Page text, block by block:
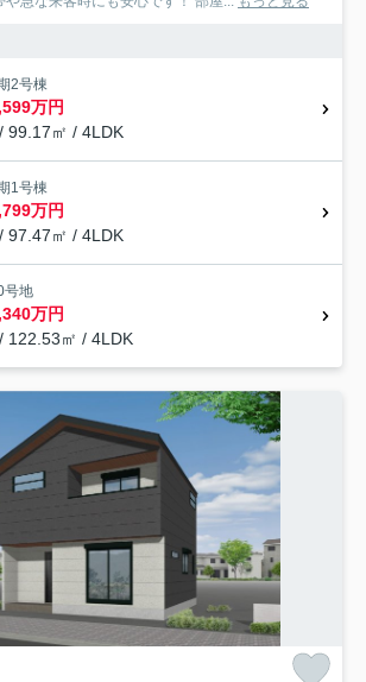
2号棟
万円
99.17㎡ / 4LDK
1号棟
万円
97.47㎡ / 4LDK
号地
万円
122.53㎡ / 4LDK